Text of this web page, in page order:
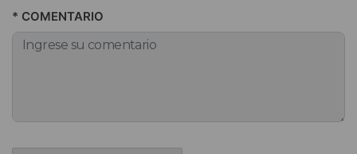
* COMENTARIO